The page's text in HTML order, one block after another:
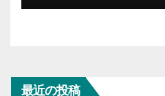
最近の投稿